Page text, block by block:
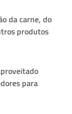
da carne, do
produtos
para